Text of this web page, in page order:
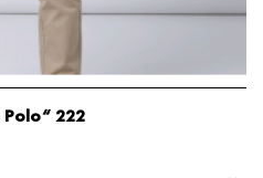
Polo“ 222